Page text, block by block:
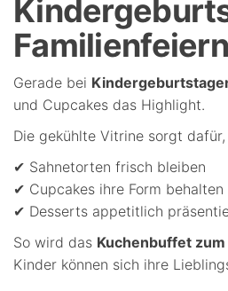
Familienfeiern
Gerade bei
und Cupcakes das Highlight.
Die gekühlte Vitrine sorgt dafür,
✔ Sahnetorten frisch bleiben
✔ Cupcakes ihre Form behalten
✔ Desserts appetitlich
So wird das Kuchenbuffet
Kinder können sich ihre